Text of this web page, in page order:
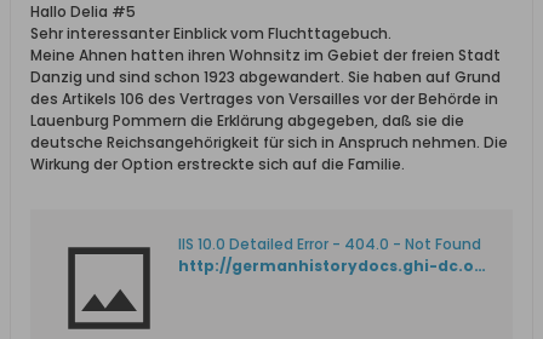
Hallo Delia #5
Sehr interessanter Einblick vom Fluchttagebuch.
Meine Ahnen hatten ihren Wohnsitz im Gebiet der freien Stadt
Danzig und sind schon 1923 abgewandert. Sie haben auf Grund
des Artikels 106 des Vertrages von Versailles vor der Behörde in
Lauenburg Pommern die Erklärung abgegeben, daß sie die
deutsche Reichsangehörigkeit für sich in Anspruch nehmen. Die
Wirkung der Option erstreckte sich auf die Familie.
IIS 10.0 Detailed Error - 404.0 - Not Found
http://germanhistorydocs.ghi-dc.org/pdf/deu/WR_VERSAILLES_100_108_GER_.pdf